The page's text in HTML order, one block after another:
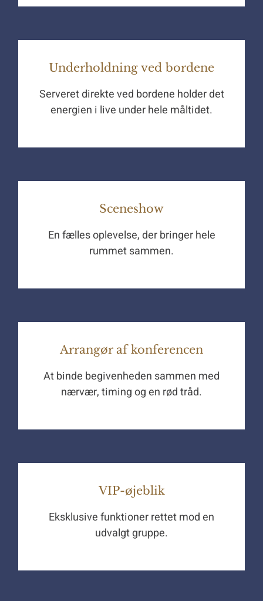
Underholdning ved bordene
Serveret direkte ved bordene holder det
energien i live under hele måltidet.
Sceneshow
En fælles oplevelse, der bringer hele
rummet sammen.
Arrangør af konferencen
At binde begivenheden sammen med
nærvær, timing og en rød tråd.
VIP-øjeblik
Eksklusive funktioner rettet mod en
udvalgt gruppe.